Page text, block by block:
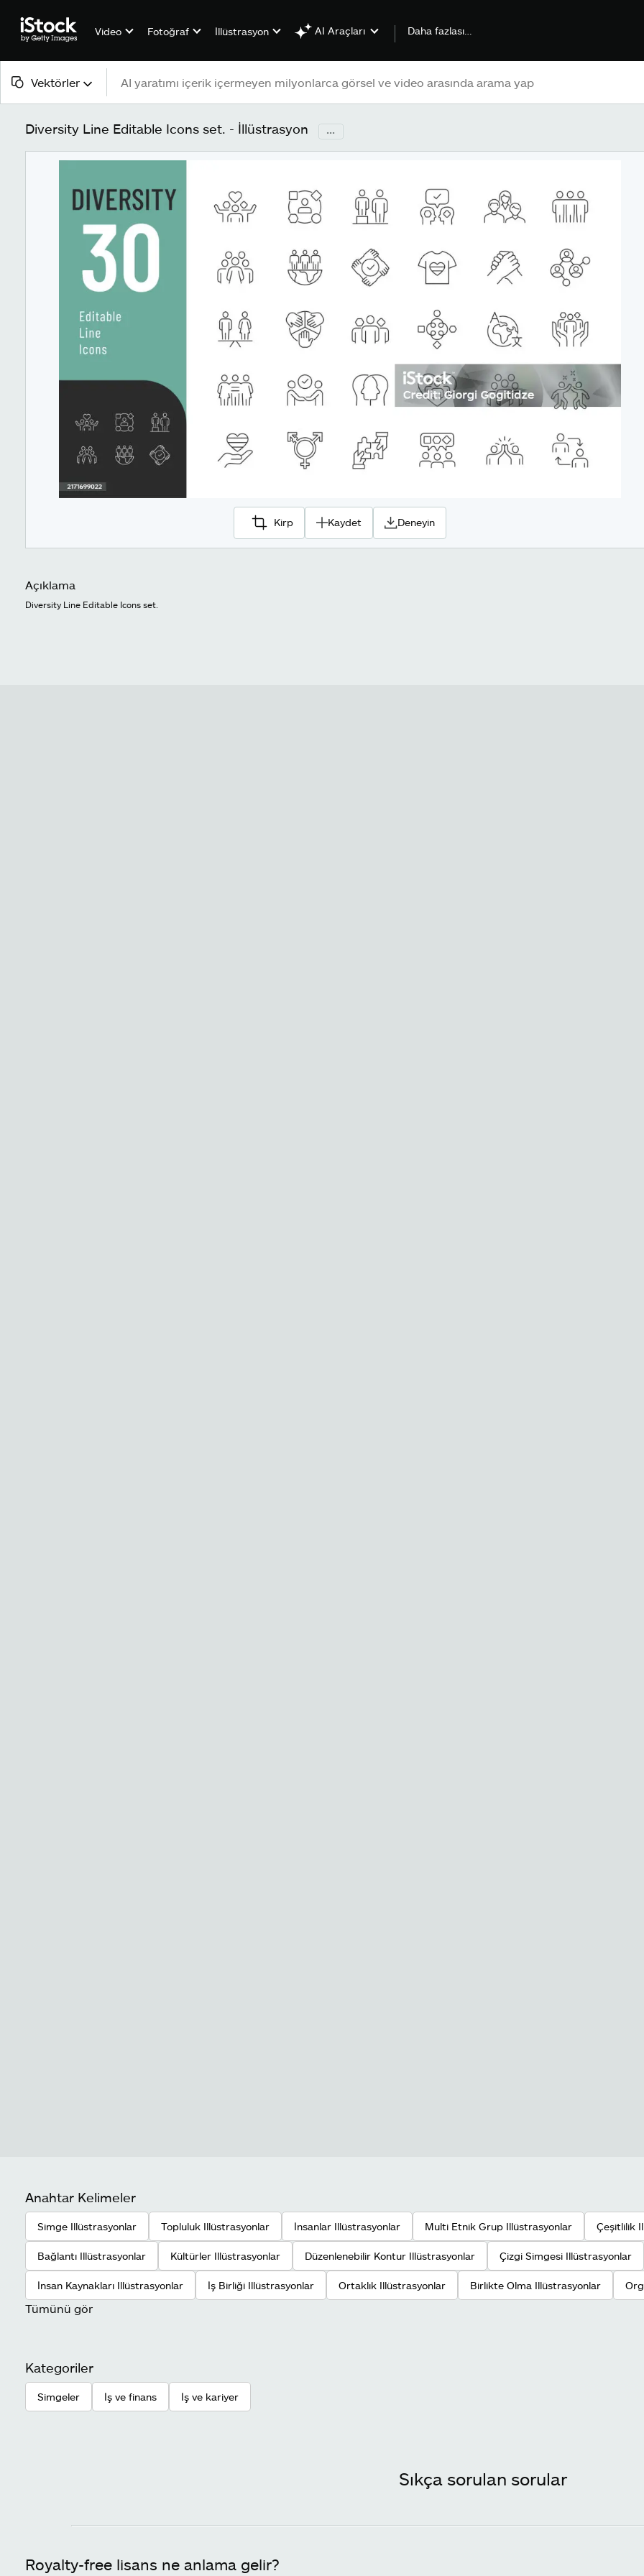
Video Fotoğraf İllüstrasyon AI Araçları Daha fazlası…
Vektörler
Görsel
İllüstrasyon
Vektörler
Diversity Line Editable Icons set. - İllüstrasyon ...
Kirp Kaydet Deneyin
Açıklama
Diversity Line Editable Icons set.
Anahtar Kelimeler
Simge Illüstrasyonlar Topluluk Illüstrasyonlar İnsanlar Illüstrasyonlar Multi Etnik Grup Illüstrasyonlar Çeşitlilik
Bağlantı Illüstrasyonlar Kültürler Illüstrasyonlar Düzenlenebilir Kontur Illüstrasyonlar Çizgi Simgesi Illüstrasyonlar
İnsan Kaynakları Illüstrasyonlar İş Birliği Illüstrasyonlar Ortaklık Illüstrasyonlar Birlikte Olma Illüstrasyonlar
Tümünü gör
Kategoriler
Simgeler İş ve finans İş ve kariyer
Sıkça sorulan sorular
Royalty-free lisans ne anlama gelir?